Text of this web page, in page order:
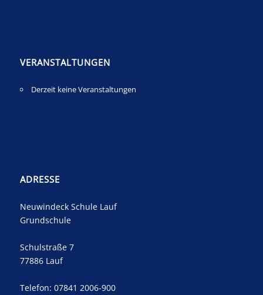
VERANSTALTUNGEN
Derzeit keine Veranstaltungen
ADRESSE
Neuwindeck Schule Lauf
Grundschule
Schulstraße 7
77886 Lauf
Telefon: 07841 2006-900